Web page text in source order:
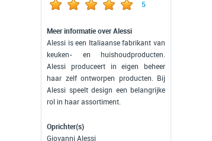
5
Meer informatie over Alessi
Alessi is een Italiaanse fabrikant van
keuken- en huishoudproducten.
Alessi produceert in eigen beheer
haar zelf ontworpen producten. Bij
Alessi speelt design een belangrijke
rol in haar assortiment.
Oprichter(s)
Giovanni Alessi